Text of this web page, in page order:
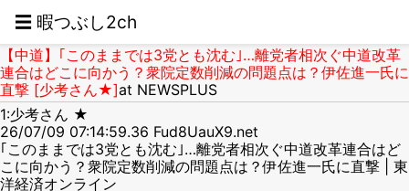
☰ 暇つぶし2ch
【中道】｢このままでは3党とも沈む｣…離党者相次ぐ中道改革
連合はどこに向かう？衆院定数削減の問題点は？伊佐進一氏に
直撃 [少考さん★]at NEWSPLUS
1:少考さん ★
26/07/09 07:14:59.36 Fud8UauX9.net
｢このままでは3党とも沈む｣…離党者相次ぐ中道改革連合はど
こに向かう？衆院定数削減の問題点は？伊佐進一氏に直撃 | 東
洋経済オンライン